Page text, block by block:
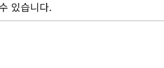
있습니다.